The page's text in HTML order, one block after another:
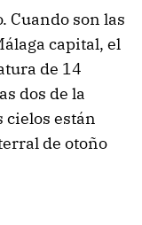
Cuando son las
capital, el
de 14
dos de la
cielos están
de otoño